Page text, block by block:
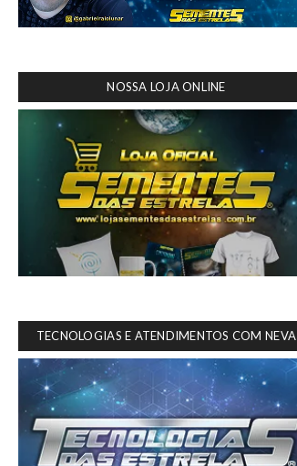
NOSSA LOJA ONLINE
TECNOLOGIAS E ATENDIMENTOS COM NEVA